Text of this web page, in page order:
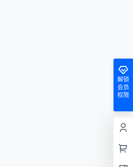
解锁
会员
权限